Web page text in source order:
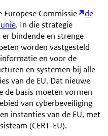
Commissie
de
. In die strategie
bindende en strenge
worden vastgesteld
en voor de
en systemen bij alle
van de EU. Dat nieuwe
de basis moeten vormen
van cyberbeveiliging
instanties van de EU, met
(CERT-EU).